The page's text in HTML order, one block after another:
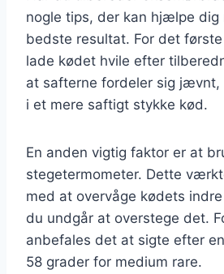
nogle tips, der kan hjælpe
bedste resultat. For det
lade kødet hvile efter
at safterne fordeler sig jævnt,
i et mere saftigt stykke kød.
En anden vigtig faktor er at
stegetermometer. Dette
med at overvåge kødets
du undgår at overstege det.
anbefales det at sigte efter
58 grader for medium rare.